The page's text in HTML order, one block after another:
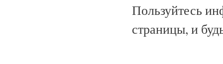
Пользуйтесь
страницы, и